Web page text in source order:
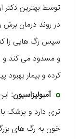
توسط بهترین دکتر
در روند درمان برش
سپس رگ هایی را
و مسدود می کند و
کرده و بیمار بهبود
آمبولیزاسیون:
تری دارد و پزشک
خون به رگ های